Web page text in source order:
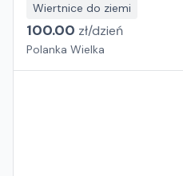
Wiertnice do ziemi
100.00 zł/dzień
Polanka Wielka